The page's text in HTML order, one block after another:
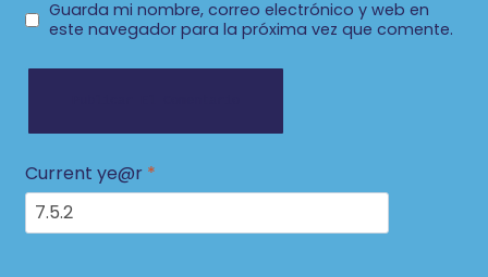
Guarda mi nombre, correo electrónico y web en
este navegador para la próxima vez que comente.
Current ye@r *